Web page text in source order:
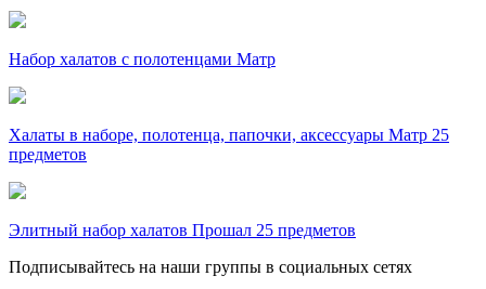
Набор халатов с полотенцами Матр
Халаты в наборе, полотенца, папочки, аксессуары Матр 25
предметов
Элитный набор халатов Прошал 25 предметов
Подписывайтесь на наши группы в социальных сетях